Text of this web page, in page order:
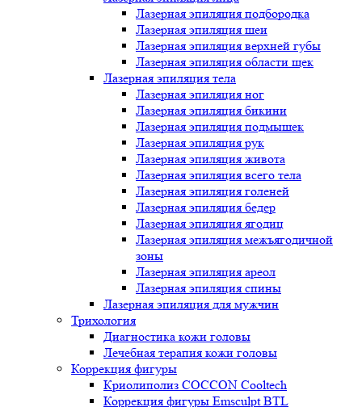
Лазерная эпиляция подбородка
Лазерная эпиляция шеи
Лазерная эпиляция верхней губы
Лазерная эпиляция области щек
Лазерная эпиляция тела
Лазерная эпиляция ног
Лазерная эпиляция бикини
Лазерная эпиляция подмышек
Лазерная эпиляция рук
Лазерная эпиляция живота
Лазерная эпиляция всего тела
Лазерная эпиляция голеней
Лазерная эпиляция бедер
Лазерная эпиляция ягодиц
Лазерная эпиляция межъягодичной
зоны
Лазерная эпиляция ареол
Лазерная эпиляция спины
Лазерная эпиляция для мужчин
Трихология
Диагностика кожи головы
Лечебная терапия кожи головы
Коррекция фигуры
Криолиполиз COCCON Cooltech
Коррекция фигуры Emsculpt BTL